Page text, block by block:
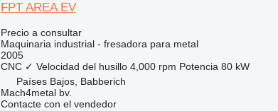
FPT AREA EV
Precio a consultar
Maquinaria industrial - fresadora para metal
2005
CNC ✓ Velocidad del husillo 4,000 rpm Potencia 80 kW
Países Bajos, Babberich
Mach4metal bv.
Contacte con el vendedor